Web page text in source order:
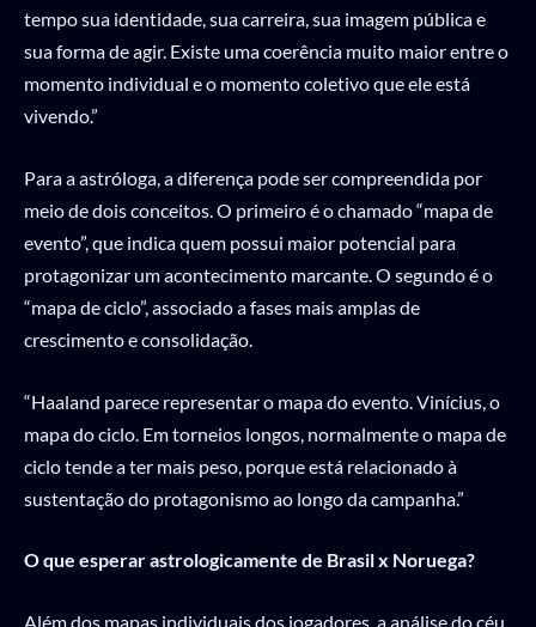
tempo sua identidade, sua carreira, sua imagem pública e
sua forma de agir. Existe uma coerência muito maior entre o
momento individual e o momento coletivo que ele está
vivendo.”
Para a astróloga, a diferença pode ser compreendida por
meio de dois conceitos. O primeiro é o chamado “mapa de
evento”, que indica quem possui maior potencial para
protagonizar um acontecimento marcante. O segundo é o
“mapa de ciclo”, associado a fases mais amplas de
crescimento e consolidação.
“Haaland parece representar o mapa do evento. Vinícius, o
mapa do ciclo. Em torneios longos, normalmente o mapa de
ciclo tende a ter mais peso, porque está relacionado à
sustentação do protagonismo ao longo da campanha.”
O que esperar astrologicamente de Brasil x Noruega?
Além dos mapas individuais dos jogadores, a análise do céu